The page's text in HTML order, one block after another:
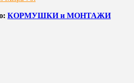
КОРМУШКИ и МОНТАЖИ